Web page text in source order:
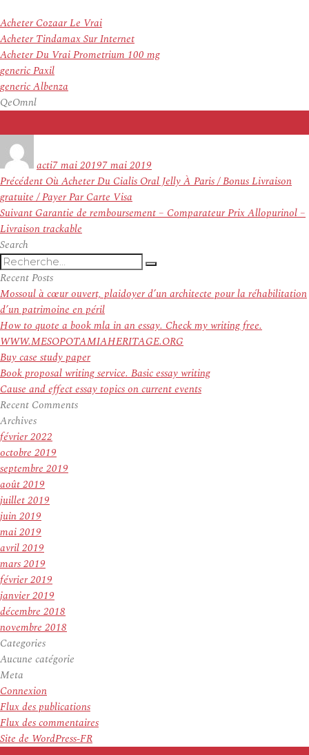
Acheter Cozaar Le Vrai
Acheter Tindamax Sur Internet
Acheter Du Vrai Prometrium 100 mg
generic Paxil
generic Albenza
QeOmnl
actile
7 mai 20197 mai 2019
Navigation
de
l’article
Précédent Article
précédent :
Où Acheter Du Cialis Oral Jelly À Paris / Bonus Livraison
gratuite / Payer Par Carte Visa
Suivant Article
suivant :
Garantie de remboursement – Comparateur Prix Allopurinol –
Livraison trackable
Search
Recherche
pour
:
Recherche
Recent Posts
Mossoul à cœur ouvert, plaidoyer d’un architecte pour la réhabilitation
d’un patrimoine en péril
How to quote a book mla in an essay. Check my writing free.
WWW.MESOPOTAMIAHERITAGE.ORG
Buy case study paper
Book proposal writing service. Basic essay writing
Cause and effect essay topics on current events
Recent Comments
Archives
février 2022
octobre 2019
septembre 2019
août 2019
juillet 2019
juin 2019
mai 2019
avril 2019
mars 2019
février 2019
janvier 2019
décembre 2018
novembre 2018
Categories
Aucune catégorie
Meta
Connexion
Flux des publications
Flux des commentaires
Site de WordPress-FR